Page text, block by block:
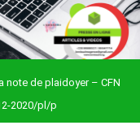
note de plaidoyer – CFN
2020/pl/p